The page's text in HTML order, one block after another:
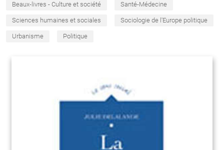
Beaux-livres - Culture et société Santé-Médecine
Sciences humaines et sociales Sociologie de l'Europe politique
Urbanisme Politique